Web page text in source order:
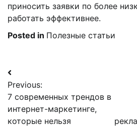
приносить заявки по более
работать эффективнее.
Posted in Полезные статьи
Навигация
по
записям
Previous:
7 современных трендов в
интернет-маркетинге,
которые нельзя